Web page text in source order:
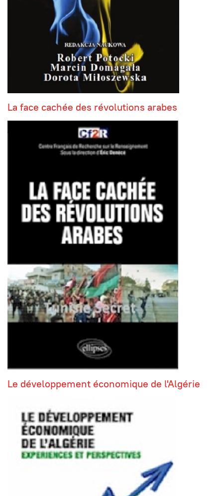
La face cachée des révolutions arabes
Le développement économique de l'Algérie